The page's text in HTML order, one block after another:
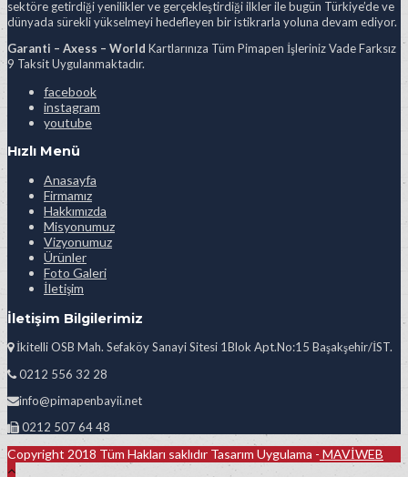
sektöre getirdiği yenilikler ve gerçekleştirdiği ilkler ile bugün Türkiye’de ve
dünyada sürekli yükselmeyi hedefleyen bir istikrarla yoluna devam ediyor.
Garanti – Axess – World Kartlarınıza Tüm Pimapen İşleriniz Vade Farksız
9 Taksit Uygulanmaktadır.
facebook
instagram
youtube
Hızlı Menü
Anasayfa
Firmamız
Hakkımızda
Misyonumuz
Vizyonumuz
Ürünler
Foto Galeri
İletişim
İletişim Bilgilerimiz
İkitelli OSB Mah. Sefaköy Sanayi Sitesi 1Blok Apt.No:15 Başakşehir/İST.
0212 556 32 28
info@pimapenbayii.net
0212 507 64 48
Copyright 2018 Tüm Hakları saklıdır Tasarım Uygulama - MAVİWEB